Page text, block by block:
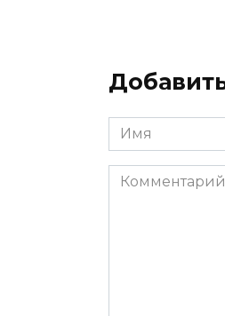
Имя
*
Комментарий